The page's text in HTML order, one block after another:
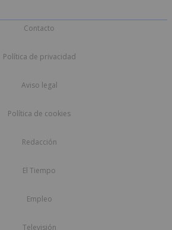
Contacto
Política de privacidad
Aviso legal
Política de cookies
Redacción
El Tiempo
Empleo
Televisión